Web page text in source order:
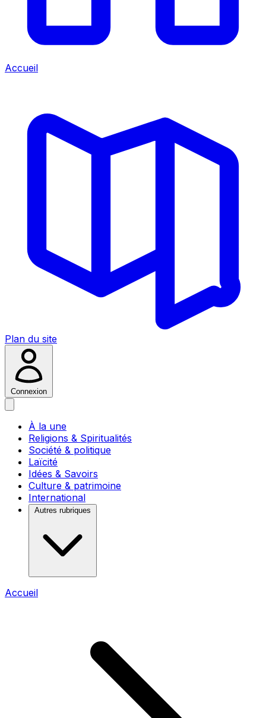
Accueil
Plan du site
Connexion
À la une
Religions & Spiritualités
Société & politique
Laïcité
Idées & Savoirs
Culture & patrimoine
International
Autres rubriques
Accueil